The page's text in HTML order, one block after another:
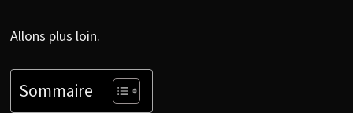
Allons plus loin.
Sommaire